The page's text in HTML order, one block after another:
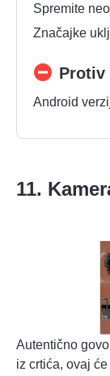
Spremite
Značajke
Protiv
Android
11.
Autentično
iz crtića, ovaj